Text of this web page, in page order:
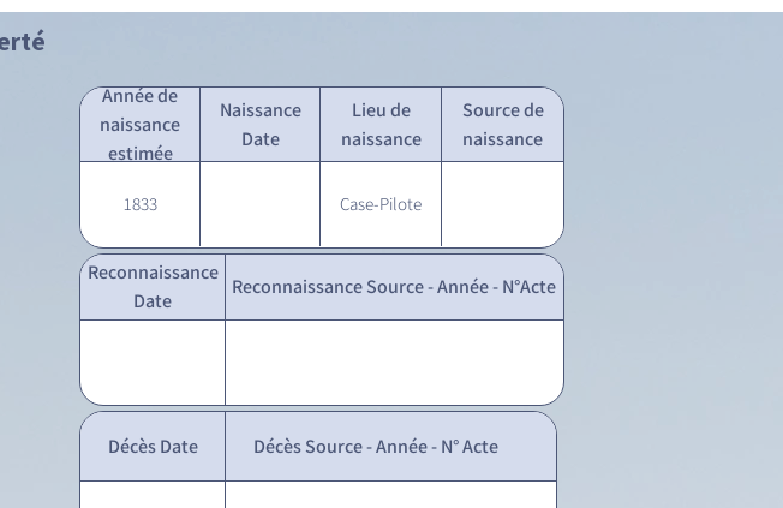
Année de
naissance
estimée
Naissance
Date
Lieu de
naissance
Source de
naissance
1833 Case-Pilote
Reconnaissance
Date
Reconnaissance Source - Année - N°Acte
Décès Date Décès Source - Année - N° Acte